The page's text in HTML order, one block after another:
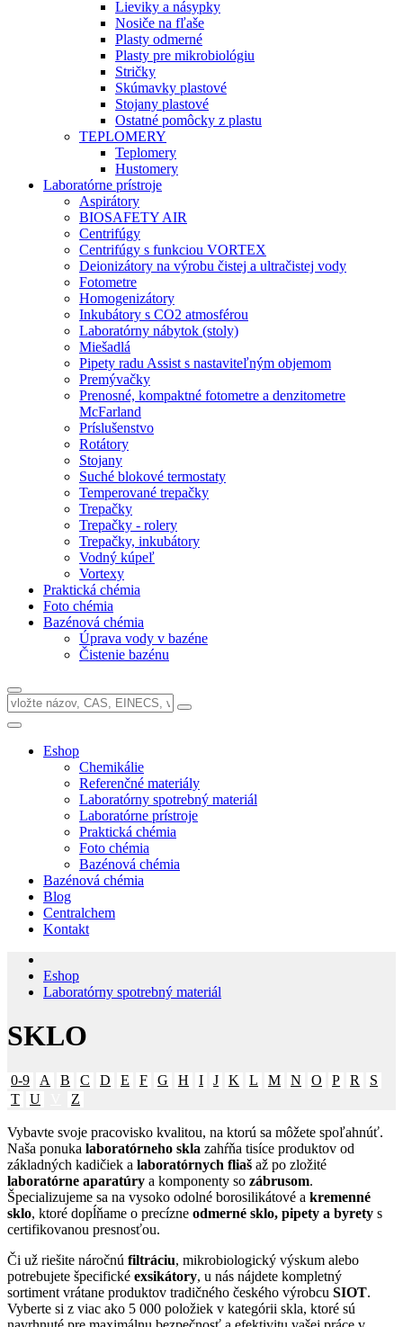
Lieviky a násypky
Nosiče na fľaše
Plasty odmerné
Plasty pre mikrobiológiu
Stričky
Skúmavky plastové
Stojany plastové
Ostatné pomôcky z plastu
TEPLOMERY
Teplomery
Hustomery
Laboratórne prístroje
Aspirátory
BIOSAFETY AIR
Centrifúgy
Centrifúgy s funkciou VORTEX
Deionizátory na výrobu čistej a ultračistej vody
Fotometre
Homogenizátory
Inkubátory s CO2 atmosférou
Laboratórny nábytok (stoly)
Miešadlá
Pipety radu Assist s nastaviteľným objemom
Premývačky
Prenosné, kompaktné fotometre a denzitometre
McFarland
Príslušenstvo
Rotátory
Stojany
Suché blokové termostaty
Temperované trepačky
Trepačky
Trepačky - rolery
Trepačky, inkubátory
Vodný kúpeľ
Vortexy
Praktická chémia
Foto chémia
Bazénová chémia
Úprava vody v bazéne
Čistenie bazénu
Eshop
Chemikálie
Referenčné materiály
Laboratórny spotrebný materiál
Laboratórne prístroje
Praktická chémia
Foto chémia
Bazénová chémia
Bazénová chémia
Blog
Centralchem
Kontakt
Eshop
Laboratórny spotrebný materiál
SKLO
0-9 A B C D E F G H I J K L M N O P R
S
T
U Z
Vybavte svoje pracovisko kvalitou, na ktorú sa môžete spoľahnúť.
Naša ponuka laboratórneho skla zahŕňa tisíce produktov od
základných kadičiek a laboratórnych fliaš až po zložité
laboratórne aparatúry a komponenty so zábrusom.
Špecializujeme sa na vysoko odolné borosilikátové a kremenné
sklo, ktoré dopĺňame o precízne odmerné sklo, pipety a byrety s
certifikovanou presnosťou.
Či už riešite náročnú filtráciu, mikrobiologický výskum alebo
potrebujete špecifické exsikátory, u nás nájdete kompletný
sortiment vrátane produktov tradičného českého výrobcu SIOT.
Vyberte si z viac ako 5 000 položiek v kategórii skla, ktoré sú